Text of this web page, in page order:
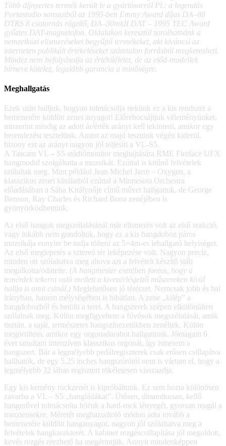
Több díjnyertes termék került le a gyártósorról Pl.: a legendás
Portastudio sorozatból az 1995-ben Emmy Award díjas DA–88
DTRS 8 csatornás rögzítő, DA–30mkII DAT – 1995 TEC Award
győztes DAT-magnetofon. Oldalakon keresztül sorolhatnánk a
nemzetközi elismeréseket begyűjtő termékeket, aki kíváncsi az
interneten publikált értékeléseket számtalan forrásból megkeresheti.
Mindez nem befolyásolja az értékítéletet, de az előd-modellek
hírneve kötelez, legalább garancia a minőségre.
Meghallgatás
Ezek után halljuk, hogyan tolmácsolja nekünk ez a kis rendszer a
bemenetére küldött zenei anyagot! Előrebocsájtjuk véleményünket,
miszerint mindig az adott ár/érték arányt kell tekinteni, amikor egy
berendezést tesztelünk. Amint az majd tesztünk végén kiderül,
bizony ezt az arányt nagyon jól teljesíti a VL-S5.
A Tascam VL – S5 stúdiómonitor meghajtására RME Fireface UFX
hangmodul szolgáltatta a muzsikát. Ezúttal is kitűnő felvételek
szólaltak meg. Mint például Jean Michel Jarre – Oxygen, a
klasszikus zenei kínálatból ezúttal a Minnesota Orchestra
előadásában a Sába Királynője című művet hallgattuk, de George
Benson, Ray Charles és Richard Bona zenéjében is
gyönyörködhettünk.
Az első hangok megszólalásánál már elismerés volt az első reakció,
vagy inkább nem gondoltuk, hogy ez a kis hangdoboz páros
muzsikája ennyire be tudja tölteni az 5×4m-es lehallgató helyiséget.
Az első meglepetés a sztereó tér leképezése volt. Nagyon precíz,
minden ott szólaltatva meg ahova azt a felvételt készítő stáb
megalkotta/odatette. (A hangmester esetében fontos, hogy a
temérdek tekerni való mellett a kivezérlésjelző műszereken kívül
hallja is amit csinál.) Meglehetősen jó térérzet. Nemcsak jobb és bal
irányban, hanem mélységében is hibátlan. A zene „kilép” a
hangdobozból és betölti a teret. A hangszerek szépen elkülönülten
szólalnak meg. Külön megfigyeltem a fúvósok megszólalását, amik
tisztán, a saját, természetes hangszínezetükben zenéltek. Külön
megörültem, amikor egy orgonadarabot hallgattunk. Jómagam 6
évet tanultam intenzíven klasszikus orgonát, így ismerem a
hangszert. Bár a legmélyebb pedálregiszterek csak erősen csillapítva
hallhatók, de egy 5.25 inches hangszórótól nem is vártam el, hogy a
legmélyebb 32 lábas regisztert tökéletesen visszaadja.
Egy kis kemény rockzenét is kipróbáltunk. Ez sem hozta különösen
zavarba a VL – S5 „hangládákat”. Ütősen, dinamikusan, kellő
hangerővel tolmácsolta felénk a hard-rock lényegét, gyorsan reagál a
tranziensekre. Méretét meghazudtoló módon adta tovább a
bemenetére küldött hanganyagot, nagyon jól szólaltatva meg a
felvételek hangkarakterét. A kabinet rezgéscsillapítása jól megoldott,
kevés rezgés erezhető ha megérintjük. Annyit mindenképpen